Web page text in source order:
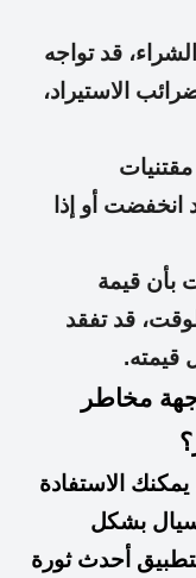
قد تواجه
الاستيراد،
انخفضت أو إذا
بأن قيمة
قد تفقد
قيمته.
مخاطر
الاستفادة
بشكل
أحدث ثورة